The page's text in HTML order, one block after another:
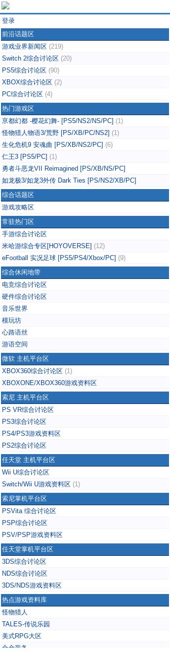
登录
前沿话题区
游戏业界新闻区 (219)
Switch 2综合讨论区 (20)
PS5综合讨论区 (90)
XBOX综合讨论区 (2)
PC综合讨论区 (4)
热门游戏区
亰都幻都 -樱花幻舞- [PS5/NS2/NS/PC] (1)
怪物猎人物语3/荒野 [PS/XB/PC/NS2] (1)
生化危机9 安魂曲 [PS/XB/NS2/PC] (6)
仁王3 [PS5/PC] (1)
勇者斗恶龙VII Reimagined [PS/XB/NS/PC]
如龙极3/如龙3外传 Dark Ties [PS/NS2/XB/PC]
综合话题区
游戏攻略区
常驻热门区
手游综合讨论区
米哈游综合专区[HOYOVERSE] (12)
eFootball 实况足球 [PS5/PS4/Xbox/PC] (9)
综合休闲地带
电竞综合讨论区
硬件综合讨论区
音乐世界
模玩坊
心路语丝
游语空间
微软 主机平台区
XBOX360综合讨论区 (1)
XBOXONE/XBOX360游戏资料区
索尼 主机平台区
PS VR综合讨论区
PS3综合讨论区
PS4/PS3游戏资料区
PS2综合讨论区
任天堂 主机平台区
Wii U综合讨论区
Switch/Wii U游戏资料区 (1)
索尼掌机平台区
PSVita 综合讨论区
PSP综合讨论区
PSV/PSP游戏资料区
任天堂掌机平台区
3DS综合讨论区
NDS综合讨论区
3DS/NDS游戏资料区
热点游戏资料库
怪物猎人
TALES-传说乐园
美式RPG大区
合金装备